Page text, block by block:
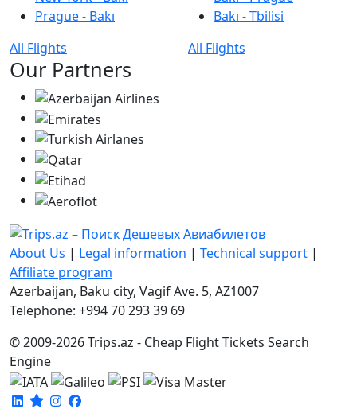
Prague - Bakı
All Flights
Bakı - Tbilisi
All Flights
Our Partners
About Us | Legal information | Technical support |
Affiliate program
Azerbaijan, Baku city, Vagif Ave. 5, AZ1007
Telephone: +994 70 293 39 69
© 2009-2026 Trips.az - Cheap Flight Tickets Search
Engine